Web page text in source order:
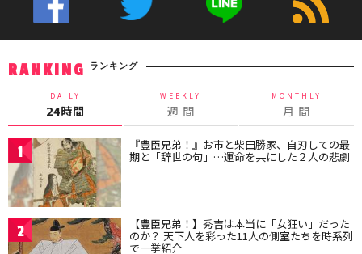
RANKING ランキング
DAILY
24時間
WEEKLY
週 間
MONTHLY
月 間
1 『豊臣兄弟！』お市と柴田勝家、自刃しての最
期と「辞世の句」…運命を共にした２人の悲劇
2 【豊臣兄弟！】秀吉は本当に「女狂い」だった
のか？ 天下人を彩った11人の側室たちを時系列
で一挙紹介